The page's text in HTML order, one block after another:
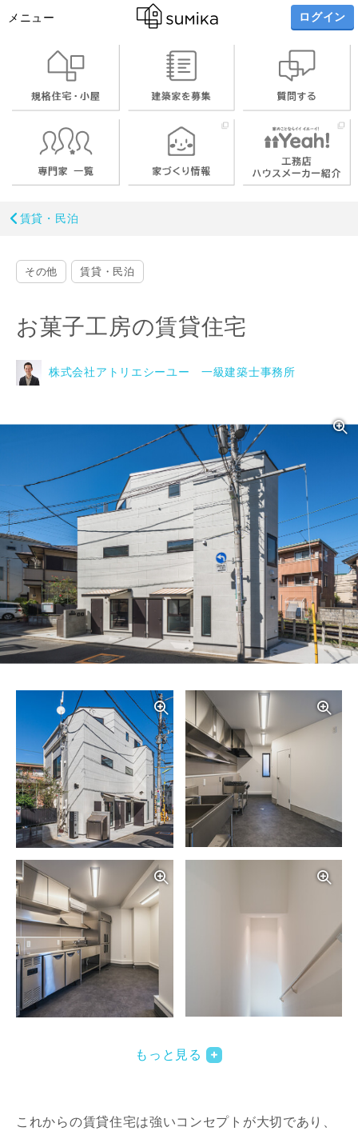
メニュー ログイン
賃貸・民泊
その他 賃貸・民泊
お菓子工房の賃貸住宅
株式会社アトリエシーユー 一級建築士事務所
写真を拡大する
写真を拡大する
もっと見る
これからの賃貸住宅は強いコンセプトが大切であり、